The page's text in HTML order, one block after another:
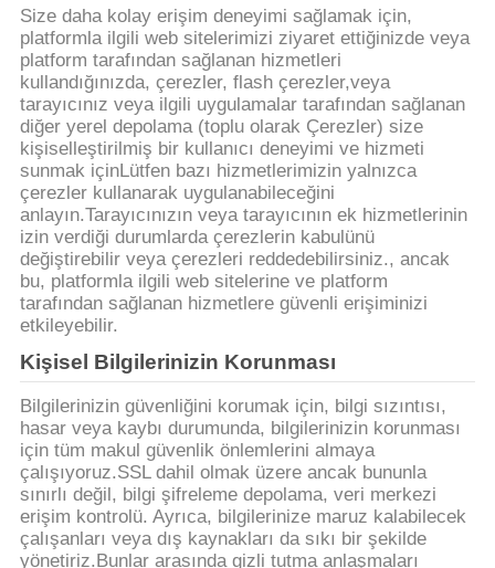
SITE
HARITASI
GIZLILIK
POLITIKASI
Size daha kolay erişim deneyimi sağlamak için,
platformla ilgili web sitelerimizi ziyaret ettiğinizde veya
platform tarafından sağlanan hizmetleri
kullandığınızda, çerezler, flash çerezler,veya
tarayıcınız veya ilgili uygulamalar tarafından sağlanan
diğer yerel depolama (toplu olarak Çerezler) size
kişiselleştirilmiş bir kullanıcı deneyimi ve hizmeti
sunmak içinLütfen bazı hizmetlerimizin yalnızca
çerezler kullanarak uygulanabileceğini
anlayın.Tarayıcınızın veya tarayıcının ek hizmetlerinin
izin verdiği durumlarda çerezlerin kabulünü
değiştirebilir veya çerezleri reddedebilirsiniz., ancak
bu, platformla ilgili web sitelerine ve platform
tarafından sağlanan hizmetlere güvenli erişiminizi
etkileyebilir.
Kişisel Bilgilerinizin Korunması
Bilgilerinizin güvenliğini korumak için, bilgi sızıntısı,
hasar veya kaybı durumunda, bilgilerinizin korunması
için tüm makul güvenlik önlemlerini almaya
çalışıyoruz.SSL dahil olmak üzere ancak bununla
sınırlı değil, bilgi şifreleme depolama, veri merkezi
erişim kontrolü. Ayrıca, bilgilerinize maruz kalabilecek
çalışanları veya dış kaynakları da sıkı bir şekilde
yönetiriz.Bunlar arasında gizli tutma anlaşmaları